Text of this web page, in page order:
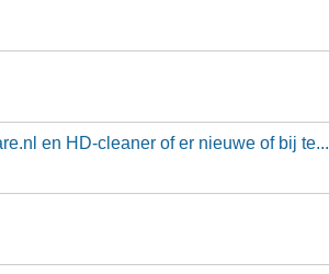
en HD-cleaner of er nieuwe of bij te...